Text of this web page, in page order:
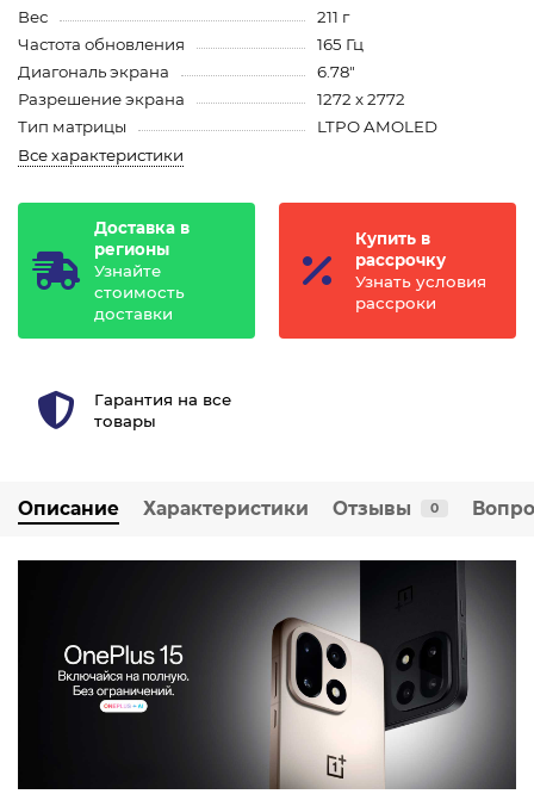
Вес
211 г
Частота обновления
165 Гц
Диагональ экрана
6.78"
Разрешение экрана
1272 x 2772
Тип матрицы
LTPO AMOLED
Все характеристики
Доставка в
регионы
Узнайте
стоимость
доставки
Купить в
рассрочку
Узнать условия
рассроки
Гарантия на все
товары
Описание Характеристики Отзывы 0